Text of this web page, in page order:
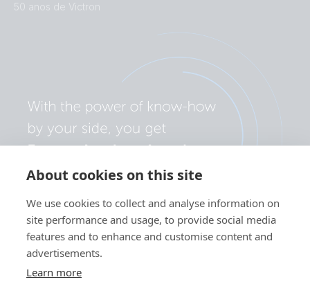
About cookies on this site
We use cookies to collect and analyse information on
site performance and usage, to provide social media
features and to enhance and customise content and
advertisements.
Learn more
50 anos de Victron